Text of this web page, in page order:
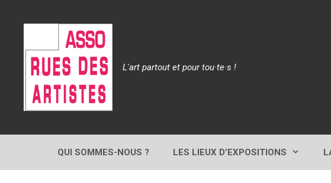
L'art partout et pour tou·te·s !
QUI SOMMES-NOUS ? LES LIEUX D’EXPOSITIONS